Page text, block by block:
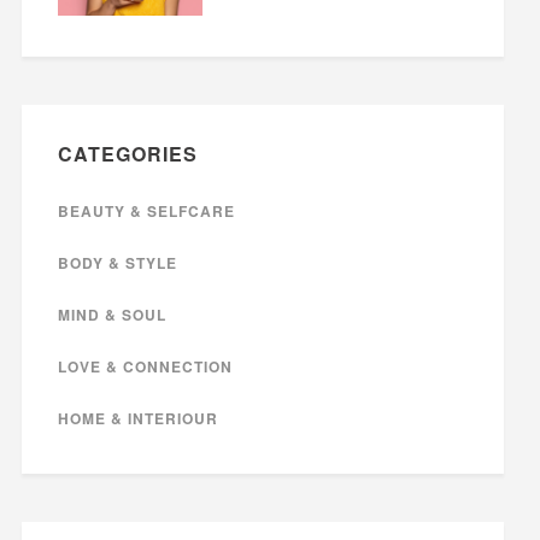
CATEGORIES
BEAUTY & SELFCARE
BODY & STYLE
MIND & SOUL
LOVE & CONNECTION
HOME & INTERIOUR